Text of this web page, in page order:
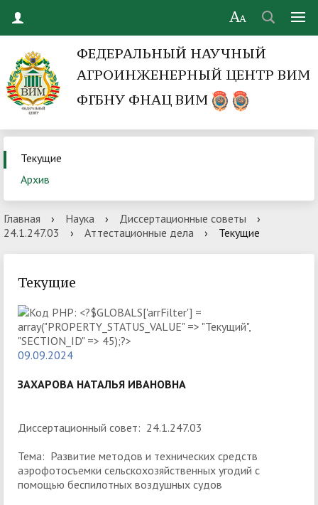
ФЕДЕРАЛЬНЫЙ НАУЧНЫЙ
АГРОИНЖЕНЕРНЫЙ ЦЕНТР ВИМ
ФГБНУ ФНАЦ ВИМ
Текущие
Архив
Главная › Наука › Диссертационные советы
›
24.1.247.03
› Аттестационные дела › Текущие
Текущие
09.09.2024
ЗАХАРОВА НАТАЛЬЯ ИВАНОВНА
Диссертационный совет: 24.1.247.03
Тема: Развитие методов и технических средств
аэрофотосъемки сельскохозяйственных угодий с
помощью беспилотных воздушных судов